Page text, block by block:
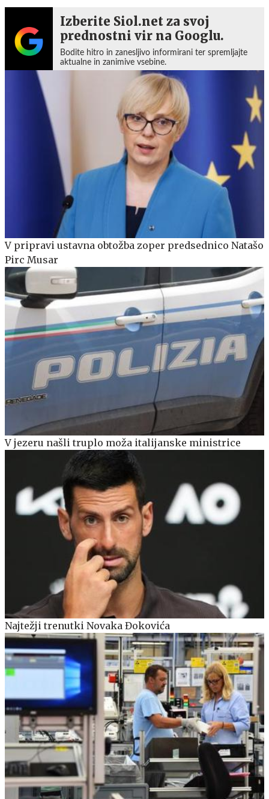
Izberite Siol.net za svoj
prednostni vir na Googlu.
Bodite hitro in zanesljivo informirani ter spremljajte
aktualne in zanimive vsebine.
V pripravi ustavna obtožba zoper predsednico Natašo
Pirc Musar
V jezeru našli truplo moža italijanske ministrice
Najtežji trenutki Novaka Đokovića